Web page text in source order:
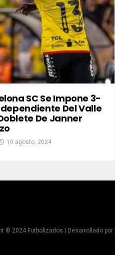
SC Se Impone 3-
Del Valle
De Janner
10 agosto, 2024
© 2024 Futbolizados | Desarrollado por